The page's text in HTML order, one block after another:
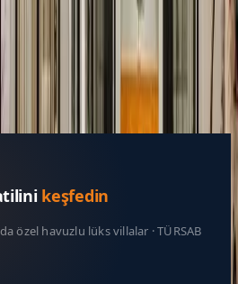
aralığı seçin
keşfedin
özel havuzlu lüks villalar · TÜRSAB